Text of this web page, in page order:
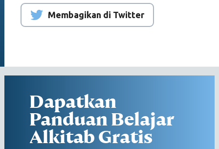
Membagikan di Twitter
Dapatkan
Panduan Belajar
Alkitab Gratis